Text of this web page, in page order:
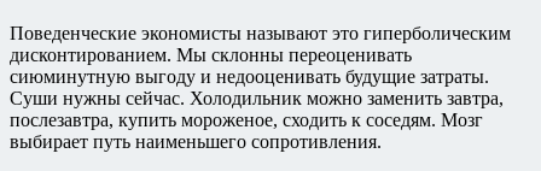
Поведенческие экономисты называют это гиперболическим
дисконтированием. Мы склонны переоценивать
сиюминутную выгоду и недооценивать будущие затраты.
Суши нужны сейчас. Холодильник можно заменить завтра,
послезавтра, купить мороженое, сходить к соседям. Мозг
выбирает путь наименьшего сопротивления.